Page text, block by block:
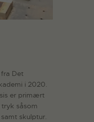
Det
i 2020.
er primært
såsom
skulptur.